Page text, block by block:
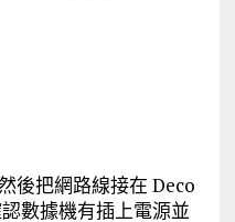
後把網路線接在 Deco
數據機有插上電源並